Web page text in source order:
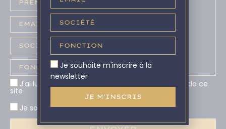
J'ai lu et accepte la politique de confidentialité de ce
site
Je souhaite m'inscrire à la newsletter
Je souhaite m'inscrire à la
newsletter